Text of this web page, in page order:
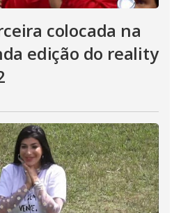
colocada na
edição do reality